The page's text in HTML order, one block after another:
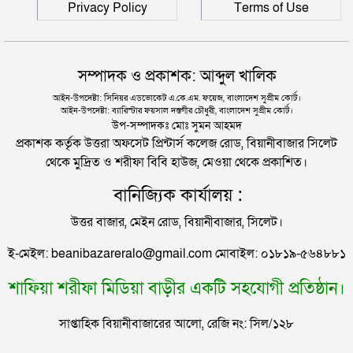
হ*ত্যা*কারী
রামিসা হত্যা : ‘কনডেম সেলে’ ঠাঁই হলো সোহেল-স্বপ্নার
রামিসা ধর্ষণ ও হত্যা মামলা : ‘দ্রুত রায় কার্যকর হলে
অপরাধীরা ভয় পাবে’
হেলিকপ্টারে মহেশখালীর পথে প্রধানমন্ত্রী
পিকআপসহ তিনজনকে ধরল সিলেট র‌্যাব
সিলেটে কাগজ ছাড়া রাস্তায় নামলেই বিপদ
নতুন কর্মসূচির ঘোষণা জামায়াত জোটের
প্রশাসন একাকার হয়ে যাওয়া”
রাষ্ট্রপতি নির্বাচনের তারিখ ঘোষণা
Privacy Policy Terms of Use
সম্পাদক ও প্রকাশক: আব্দুল খালিক
আইন-উপদেষ্টা: সিনিয়র এডভোকেট এ.কে.এম. ফয়েজ, বাংলাদেশ সুপ্রীম কোর্ট।
আইন-উপদেষ্টা: ব্যারিস্টার ফয়সাল দস্তগীর চৌধুরী, বাংলাদেশ সুপ্রীম কোর্ট।
উপ-সম্পাদকঃ মোঃ সুমন আহমদ
প্রকাশক কর্তৃক উত্তরা অফসেট প্রিন্টার্স কলেজ রোড, বিয়ানীবাজার সিলেট
থেকে মুদ্রিত ও শরীফা বিবি হাউজ, মেওয়া থেকে প্রকাশিত।
বানিজ্যিক কার্যালয় :
উত্তর বাজার, মেইন রোড, বিয়ানীবাজার, সিলেট।
ই-মেইল: beanibazareralo@gmail.com মোবাইল: ০১৮১৯-৫৬৪৮৮১
শাফিয়া শরীফা মিডিয়া বাড়ীর একটি সহযোগী প্রতিষ্ঠান।
সাপ্তাহিক বিয়ানীবাজারের আলো, রেজি নং: সিল/১২৮